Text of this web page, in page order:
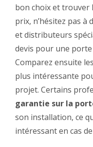
bon choix et
prix, n’hésitez pas
et distributeurs
devis pour une
Comparez ensuite
plus intéressante
projet. Certains
garantie sur la
son installation, ce
intéressant en cas